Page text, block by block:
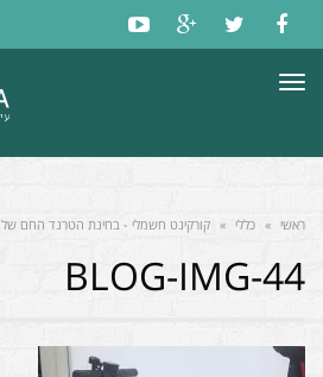
תפריט
ראשי » כללי » קורקינט חשמלי - בחינת הטרנד החם של 2017
BLOG-IMG-44